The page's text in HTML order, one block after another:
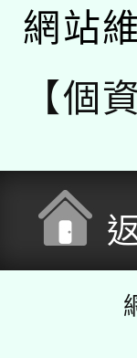
網站
【個